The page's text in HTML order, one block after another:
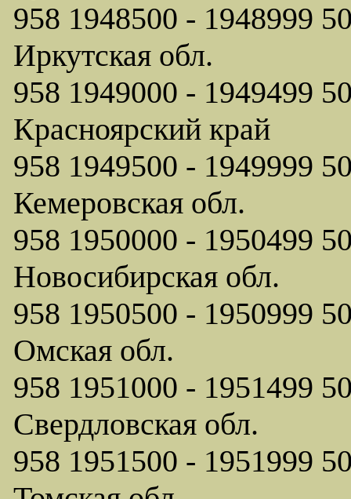
958 1948500 -
Иркутская обл.
958 1949000 -
Красноярский край
958 1949500 -
Кемеровская обл.
958 1950000 -
Новосибирская обл.
958 1950500 -
Омская обл.
958 1951000 -
Свердловская обл.
958 1951500 -